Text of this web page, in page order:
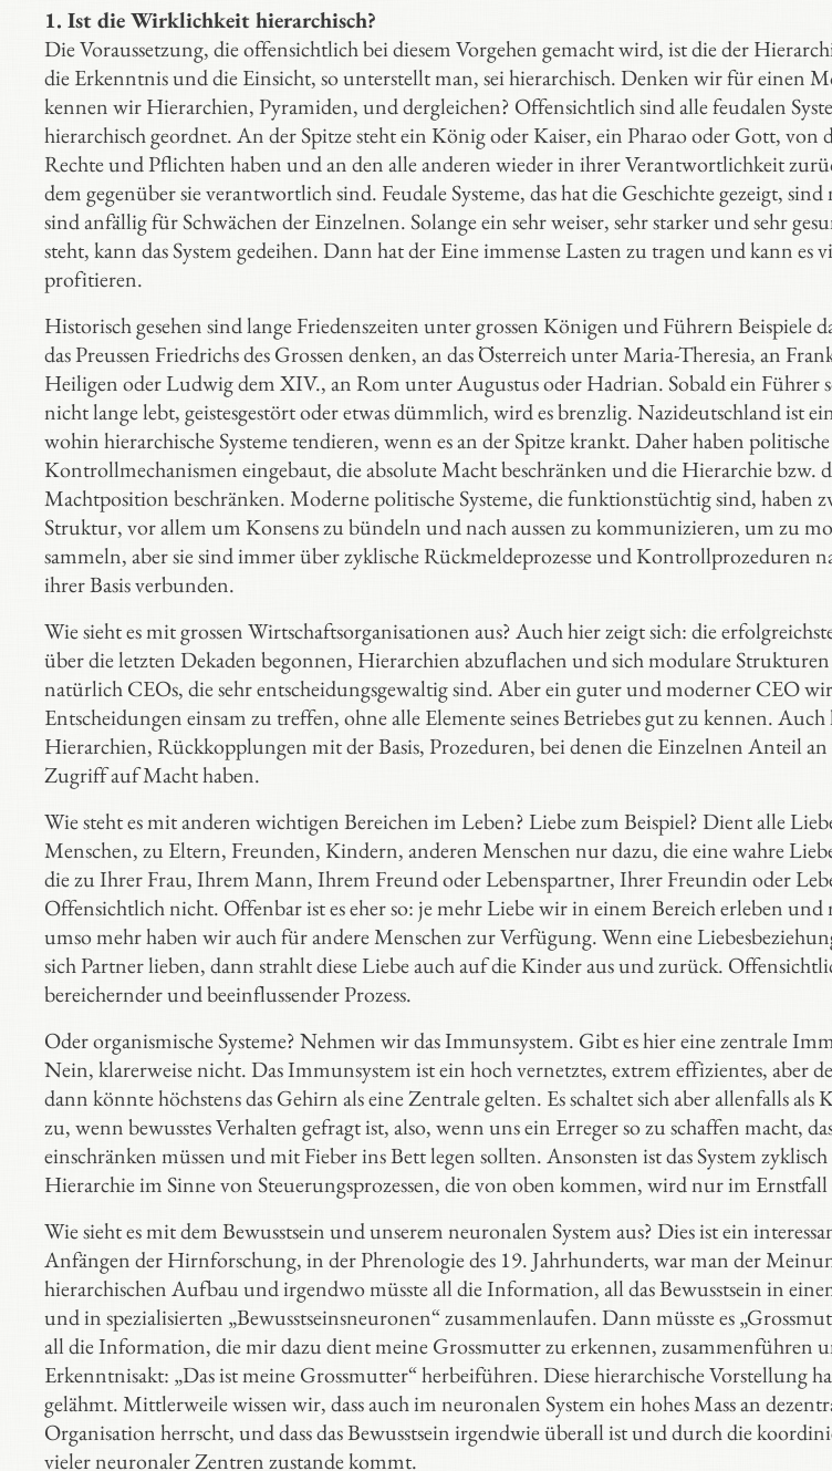
1. Ist die Wirklichkeit hierarchisch?
Die Voraussetzung, die offensichtlich bei diesem Vorgehen gemacht wird, ist die der
die Erkenntnis und die Einsicht, so unterstellt man, sei hierarchisch. Denken wir für einen
kennen wir Hierarchien, Pyramiden, und dergleichen? Offensichtlich sind alle feudalen
hierarchisch geordnet. An der Spitze steht ein König oder Kaiser, ein Pharao oder Gott, von
Rechte und Pflichten haben und an den alle anderen wieder in ihrer Verantwortlichkeit
dem gegenüber sie verantwortlich sind. Feudale Systeme, das hat die Geschichte gezeigt,
sind anfällig für Schwächen der Einzelnen. Solange ein sehr weiser, sehr starker und sehr
steht, kann das System gedeihen. Dann hat der Eine immense Lasten zu tragen und kann es
profitieren.
Historisch gesehen sind lange Friedenszeiten unter grossen Königen und Führern Beispiele
das Preussen Friedrichs des Grossen denken, an das Österreich unter Maria-Theresia, an
Heiligen oder Ludwig dem XIV., an Rom unter Augustus oder Hadrian. Sobald ein Führer
nicht lange lebt, geistesgestört oder etwas dümmlich, wird es brenzlig. Nazideutschland ist
wohin hierarchische Systeme tendieren, wenn es an der Spitze krankt. Daher haben
Kontrollmechanismen eingebaut, die absolute Macht beschränken und die Hierarchie bzw.
Machtposition beschränken. Moderne politische Systeme, die funktionstüchtig sind, haben
Struktur, vor allem um Konsens zu bündeln und nach aussen zu kommunizieren, um zu
sammeln, aber sie sind immer über zyklische Rückmeldeprozesse und Kontrollprozeduren
ihrer Basis verbunden.
Wie sieht es mit grossen Wirtschaftsorganisationen aus? Auch hier zeigt sich: die
über die letzten Dekaden begonnen, Hierarchien abzuflachen und sich modulare
natürlich CEOs, die sehr entscheidungsgewaltig sind. Aber ein guter und moderner CEO
Entscheidungen einsam zu treffen, ohne alle Elemente seines Betriebes gut zu kennen. Auch
Hierarchien, Rückkopplungen mit der Basis, Prozeduren, bei denen die Einzelnen Anteil
Zugriff auf Macht haben.
Wie steht es mit anderen wichtigen Bereichen im Leben? Liebe zum Beispiel? Dient alle
Menschen, zu Eltern, Freunden, Kindern, anderen Menschen nur dazu, die eine wahre
die zu Ihrer Frau, Ihrem Mann, Ihrem Freund oder Lebenspartner, Ihrer Freundin oder
Offensichtlich nicht. Offenbar ist es eher so: je mehr Liebe wir in einem Bereich erleben
umso mehr haben wir auch für andere Menschen zur Verfügung. Wenn eine
sich Partner lieben, dann strahlt diese Liebe auch auf die Kinder aus und zurück.
bereichernder und beeinflussender Prozess.
Oder organismische Systeme? Nehmen wir das Immunsystem. Gibt es hier eine zentrale
Nein, klarerweise nicht. Das Immunsystem ist ein hoch vernetztes, extrem effizientes, aber
dann könnte höchstens das Gehirn als eine Zentrale gelten. Es schaltet sich aber allenfalls
zu, wenn bewusstes Verhalten gefragt ist, also, wenn uns ein Erreger so zu schaffen macht,
einschränken müssen und mit Fieber ins Bett legen sollten. Ansonsten ist das System
Hierarchie im Sinne von Steuerungsprozessen, die von oben kommen, wird nur im
Wie sieht es mit dem Bewusstsein und unserem neuronalen System aus? Dies ist ein
Anfängen der Hirnforschung, in der Phrenologie des 19. Jahrhunderts, war man der
hierarchischen Aufbau und irgendwo müsste all die Information, all das Bewusstsein in
und in spezialisierten „Bewusstseinsneuronen“ zusammenlaufen. Dann müsste es
all die Information, die mir dazu dient meine Grossmutter zu erkennen, zusammenführen
Erkenntnisakt: „Das ist meine Grossmutter“ herbeiführen. Diese hierarchische Vorstellung
gelähmt. Mittlerweile wissen wir, dass auch im neuronalen System ein hohes Mass an
Organisation herrscht, und dass das Bewusstsein irgendwie überall ist und durch die
vieler neuronaler Zentren zustande kommt.